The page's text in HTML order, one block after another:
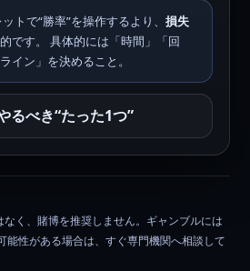
トで“勝率”を操作するより、 損失
です。 具体的には「時間」「回
イン」を決めること。
るべき“たった1つ”
く、賭博を推奨しません。ギャンブルには
能性がある場合は、すぐ専門機関へ相談して